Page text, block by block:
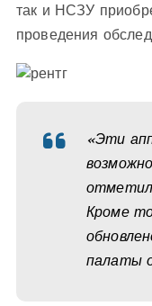
так и НСЗУ
проведения
«Эти
Кроме
палаты